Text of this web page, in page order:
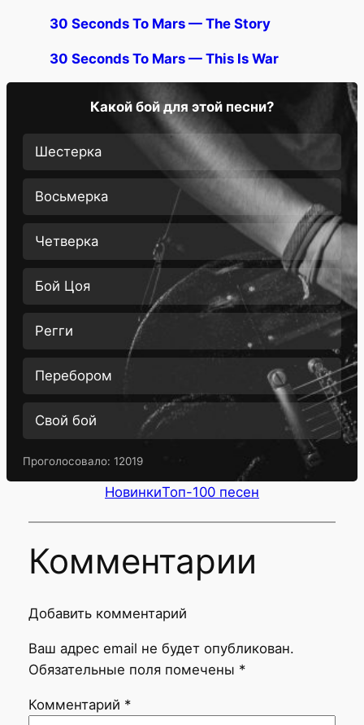
30 Seconds To Mars — The Story
30 Seconds To Mars — This Is War
Какой бой для этой песни?
Шестерка
Восьмерка
Четверка
Бой Цоя
Регги
Перебором
Свой бой
Проголосовало: 12019
НовинкиТоп-100 песен
Комментарии
Добавить комментарий
Ваш адрес email не будет опубликован.
Обязательные поля помечены *
Комментарий *